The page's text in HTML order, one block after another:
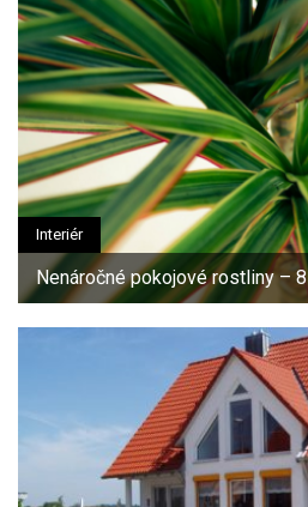
Interiér
Nenáročné pokojové rostliny –